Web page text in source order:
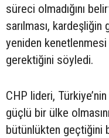
süreci olmadığını
sarılması,
yeniden kenetlenmesi
gerektiğini söyledi.
CHP lideri,
güçlü bir ülke
bütünlükten geçtiğini